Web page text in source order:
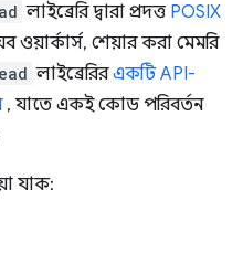
লাইব্রেরি দ্বারা প্রদত্ত POSIX
ওয়ার্কার্স, শেয়ার করা মেমরি
লাইব্রেরিরএকটি API-
, যাতে একই কোড পরিবর্তন
যাক: